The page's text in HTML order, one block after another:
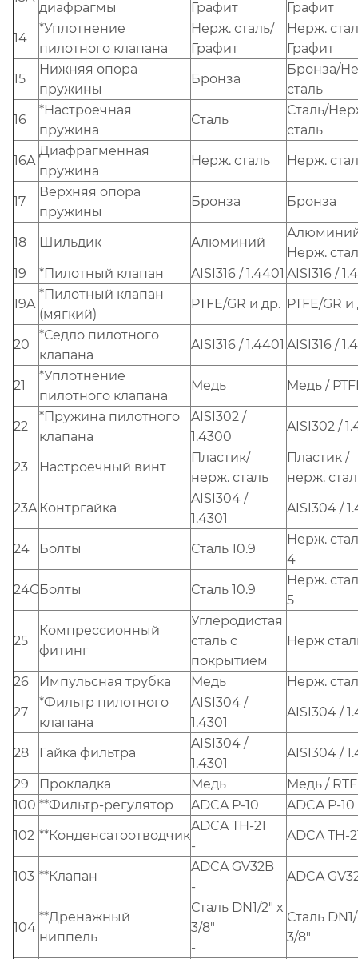
диафрагмы Графит
Графит
14
*Уплотнение
пилотного клапана
Нерж. сталь/
Графит
Нерж.
Графит
15
Нижняя опора
пружины
Бронза
Бронза/
сталь
16
*Настроечная
пружина
Сталь
Сталь/
сталь
16A
Диафрагменная
пружина
Нерж. сталь Нерж.
17
Верхняя опора
пружины
Бронза Бронза
18 Шильдик Алюминий
Нерж.
19
*Пилотный клапан AISI316 / 1.4401 AISI316 /
19A
*Пилотный клапан
(мягкий)
PTFE/GR и др. PTFE/GR и
20
*Седло пилотного
клапана
AISI316 / 1.4401 AISI316 /
21
*Уплотнение
пилотного клапана
Медь Медь /
22
*Пружина пилотного
клапана
AISI302 /
1.4300
AISI302 /
23 Настроечный винт
Пластик/
нерж. сталь
Пластик /
нерж.
23A Контргайка
AISI304 /
1.4301
AISI304 /
24 Болты Сталь 10.9
Нерж.
4
24СБолты Сталь 10.9
Нерж.
5
25
Компрессионный
фитинг
Углеродистая
сталь с
покрытием
Нерж
26 Импульсная трубка Медь
Нерж.
27
*Фильтр пилотного
клапана
AISI304 /
1.4301
AISI304 /
28 Гайка фильтра
AISI304 /
1.4301
AISI304 /
29 Прокладка Медь
Медь /
100 **Фильтр-регулятор ADCA P-10
ADCA P-10
102 **Конденсатоотводчик
ADCA TH-21
-
ADCA TH-
103 **Клапан
ADCA GV32B
-
ADCA
104
**Дренажный
ниппель
Сталь DN1/2" x
3/8"
-
Сталь
3/8"